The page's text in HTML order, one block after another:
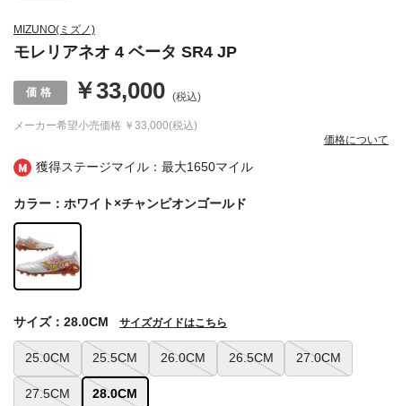
獲得ステージマイル：最大1650マイル
MIZUNO(ミズノ)
モレリアネオ 4 ベータ SR4 JP
メーカー希望小売価格 ￥33,000(税込)
￥33,000 (税込)
価格について
カラー：ホワイト×チャンピオンゴールド
25.0CM 25.5CM 26.0CM 26.5CM 27.0CM
27.5CM 28.0CM
サイズ：28.0CM サイズガイドはこちら